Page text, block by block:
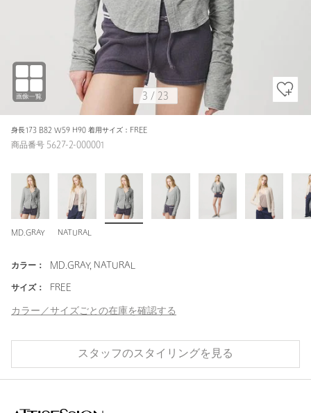
身長173 B82 W59 H90 着用サイズ：FREE
3 / 23
商品番号 5627-2-000001
MD.GRAY NATURAL
カラー： MD.GRAY, NATURAL
サイズ： FREE
カラー／サイズごとの在庫を確認する
スタッフのスタイリングを見る
MD.GRAY
MD.GRAY / FREE